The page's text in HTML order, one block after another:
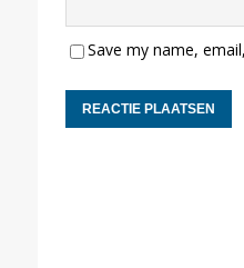
Save my name,